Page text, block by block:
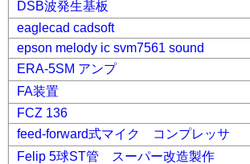
DSB波発生基板
eaglecad cadsoft
epson melody ic svm7561 sound
ERA-5SM アンプ
FA装置
FCZ 136
feed-forward式マイク コンプレッサ
Felip 5球ST管 スーパー改造製作